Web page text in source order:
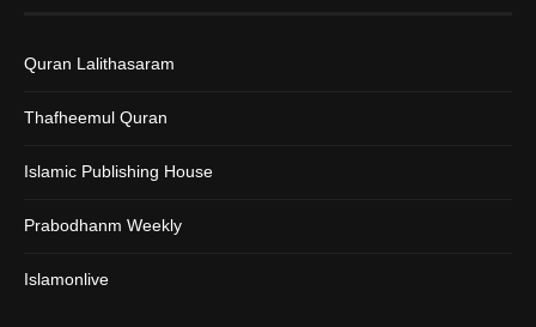
Quran Lalithasaram
Thafheemul Quran
Islamic Publishing House
Prabodhanm Weekly
Islamonlive